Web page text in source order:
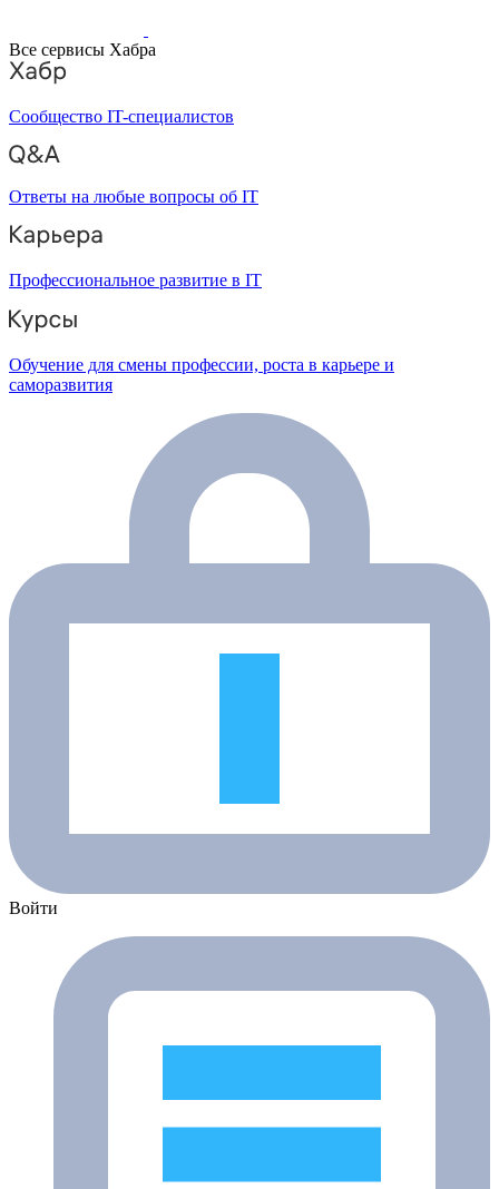
Все сервисы Хабра
Сообщество IT-специалистов
Ответы на любые вопросы об IT
Профессиональное развитие в IT
Обучение для смены профессии, роста в карьере и
саморазвития
Войти